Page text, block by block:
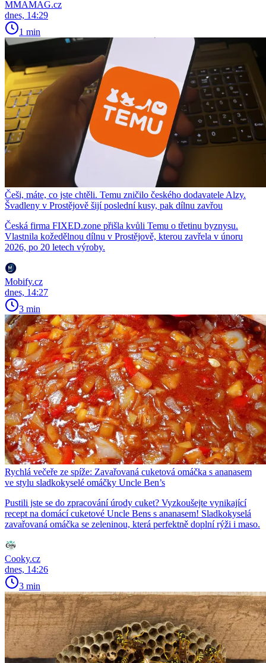
MMAMAG.cz
dnes, 14:29
1 min
Češi, máte, co jste chtěli. Temu zničilo českého dodavatele Alzy.
Švadleny v Prostějově šijí poslední kusy, pak dílnu zavřou
Česká firma FIXED.zone přišla kvůli Temu o třetinu byznysu.
Vlastnila kožedělnou dílnu v Prostějově, kterou zavřela v únoru
2026, po 20 letech výroby.
Mobify.cz
dnes, 14:27
3 min
Rychlá večeře ze spíže: Zavařovaná cuketová omáčka s ananasem
ve stylu sladkokyselé omáčky Uncle Ben’s
Pustili jste se do zpracování úrody cuket? Vyzkoušejte vynikající
recept na domácí cuketové Uncle Bens s ananasem! Sladkokyselá
zavařovaná omáčka se zeleninou, která perfektně doplní rýži i maso.
Cooky.cz
dnes, 14:26
3 min